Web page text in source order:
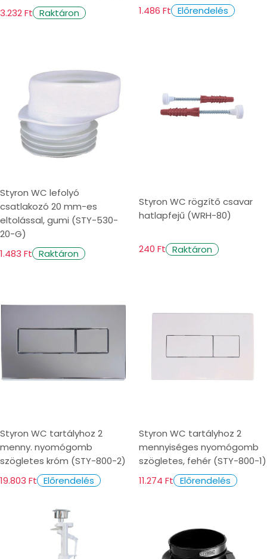
3.232 Ft Raktáron 1.486 Ft Előrendelés
Styron WC lefolyó
csatlakozó 20 mm-es
eltolással, gumi (STY-530-
20-G)
1.483 Ft Raktáron
Styron WC rögzítő csavar
hatlapfejű (WRH-80)
240 Ft Raktáron
Styron WC tartályhoz 2
menny. nyomógomb
szögletes króm (STY-800-2)
19.803 Ft Előrendelés
Styron WC tartályhoz 2
mennyiséges nyomógomb
szögletes, fehér (STY-800-1)
11.274 Ft Előrendelés